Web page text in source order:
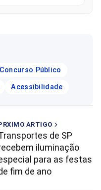
Concurso Público
Acessibilidade
ARTIGO
de SP
iluminação
para as festas
fim de ano